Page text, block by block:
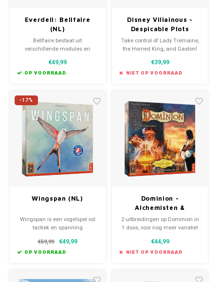
Everdell: Bellfaire
(NL)
Bellfaire bestaat uit
verschillende modules en
toevoegen als je Everdell speelt.
€49,99
OP VOORRAAD
Disney Villainous -
Despicable Plots
expansion
Take control of Lady Tremaine,
the Horned King, and Gaston!
playable on its own, and its
characters can also face off
€39,99
NIET OP VOORRAAD
-17%
Wingspan (NL)
Wingspan is een vogelspel vol
tactiek en spanning
€59,99
€49,99
OP VOORRAAD
Dominion -
Alchemisten &
Overvloed (NL)
2 uitbreidingen op Dominion in
1 doos, voor nog meer variatie!
€44,99
NIET OP VOORRAAD